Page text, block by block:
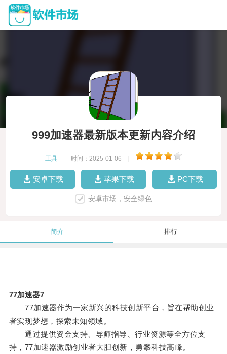
999加速器最新版本更新内容介绍
工具 时间：2025-01-06
安卓下载 苹果下载 PC下载
安卓市场，安全绿色
简介 排行
77加速器7
77加速器作为一家新兴的科技创新平台，旨在帮助创业
者实现梦想，探索未知领域。
通过提供资金支持、导师指导、行业资源等全方位支
持，77加速器激励创业者大胆创新，勇攀科技高峰。